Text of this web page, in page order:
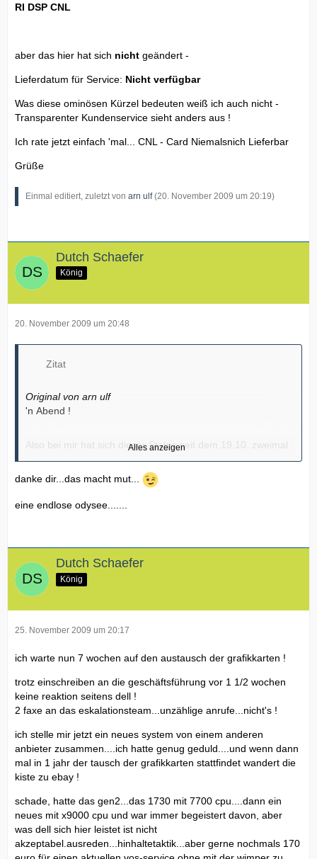
RI DSP CNL
aber das hier hat sich nicht geändert -
Lieferdatum für Service: Nicht verfügbar
Was diese ominösen Kürzel bedeuten weiß ich auch nicht -
Transparenter Kundenservice sieht anders aus !
Ich rate jetzt einfach 'mal... CNL - Card Niemalsnich Lieferbar
Grüße
Einmal editiert, zuletzt von arn ulf(20. November 2009 um 20:19)
Dutch Schaefer
König
20. November 2009 um 20:48
Zitat
Original von arn ulf
'n Abend !
Also bei mir hat sich dieser Status seit dem 19.10. zweimal
geändert :
aber das hier hat sichnicht
Lieferdatum für Service:
Was diese ominösen Kürzel bedeuten weiß ich auch nicht -
Ich rate jetzt einfach 'mal... CNL - Card Niemalsnich
Lieferbar
Alles anzeigen
danke dir...das macht mut...
eine endlose odysee.......
Dutch Schaefer
König
25. November 2009 um 20:17
ich warte nun 7 wochen auf den austausch der grafikkarten !
trotz einschreiben an die geschäftsführung vor 1 1/2 wochen
keine reaktion seitens dell !
2 faxe an das eskalationsteam...unzählige anrufe...nicht's !
ich stelle mir jetzt ein neues system von einem anderen
anbieter zusammen....ich hatte genug geduld....und wenn dann
mal in 1 jahr der tausch der grafikkarten stattfindet wandert die
kiste zu ebay !
schade, hatte das gen2...das 1730 mit 7700 cpu....dann ein
neues mit x9000 cpu und war immer begeistert davon, aber
was dell sich hier leistet ist nicht
akzeptabel.ausreden...hinhaltetaktik...aber gerne nochmals 170